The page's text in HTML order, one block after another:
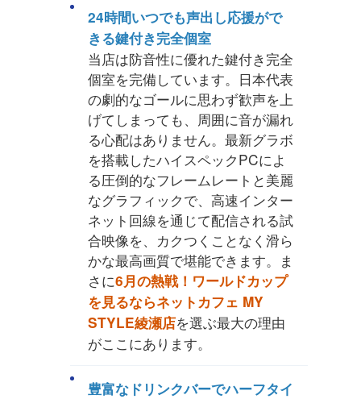
24時間いつでも声出し応援がで
きる鍵付き完全個室
当店は防音性に優れた鍵付き完全
個室を完備しています。日本代表
の劇的なゴールに思わず歓声を上
げてしまっても、周囲に音が漏れ
る心配はありません。最新グラボ
を搭載したハイスペックPCによ
る圧倒的なフレームレートと美麗
なグラフィックで、高速インター
ネット回線を通じて配信される試
合映像を、カクつくことなく滑ら
かな最高画質で堪能できます。ま
さに6月の熱戦！ワールドカップ
を見るならネットカフェ MY
STYLE綾瀬店を選ぶ最大の理由
がここにあります。
豊富なドリンクバーでハーフタイ